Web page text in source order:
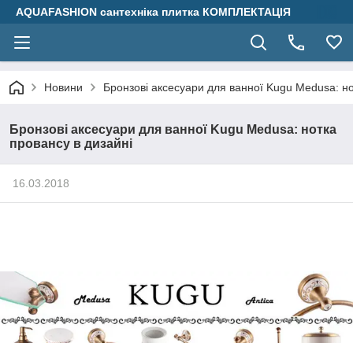
AQUAFASHION сантехніка плитка КОМПЛЕКТАЦІЯ
Новини Бронзові аксесуари для ванної Kugu Medusa:
Бронзові аксесуари для ванної Kugu Medusa: нотка
провансу в дизайні
16.03.2018